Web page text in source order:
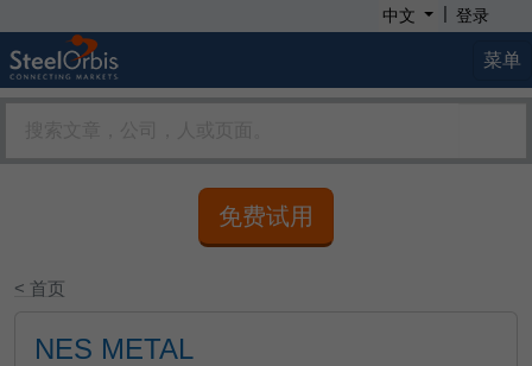
中文 | 登录
菜单
免费试用
< 首页
NES METAL